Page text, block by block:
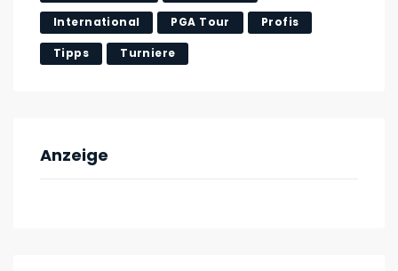
International PGA Tour Profis
Tipps Turniere
Anzeige